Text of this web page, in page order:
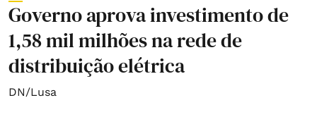
Governo aprova investimento de
1,58 mil milhões na rede de
distribuição elétrica
DN/Lusa